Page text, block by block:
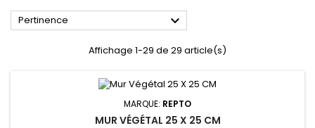
Pertinence 
Affichage 1-29 de 29 article(s)
MARQUE: REPTO
MUR VÉGÉTAL 25 X 25 CM